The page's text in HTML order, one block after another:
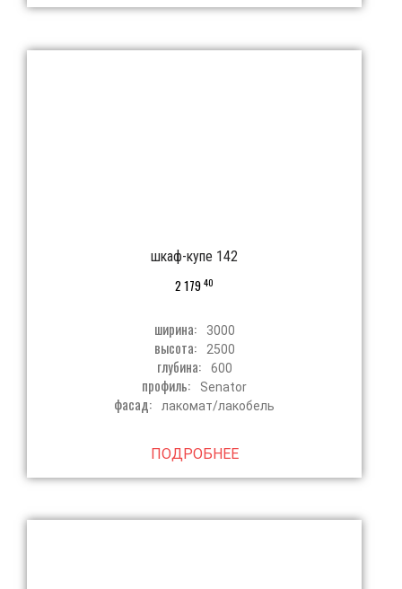
шкаф-купе 142
2 17940
ширина: 3000
высота: 2500
глубина: 600
профиль: Senator
фасад: лакомат/лакобель
ПОДРОБНЕЕ